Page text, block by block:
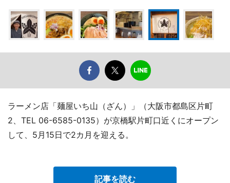
ラーメン店「麺屋いち山（ざん）」（大阪市都島区片町
2、TEL 06-6585-0135）が京橋駅片町口近くにオープン
して、5月15日で2カ月を迎える。
記事を読む